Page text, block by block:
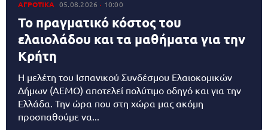
ΑΓΡΟΤΙΚΑ 05.08.2026 10:00
Το πραγματικό κόστος του
ελαιολάδου και τα μαθήματα για την
Κρήτη
Η μελέτη του Ισπανικού Συνδέσμου Ελαιοκομικών
Δήμων (AEMO) αποτελεί πολύτιμο οδηγό και για την
Ελλάδα. Την ώρα που στη χώρα μας ακόμη
προσπαθούμε να...